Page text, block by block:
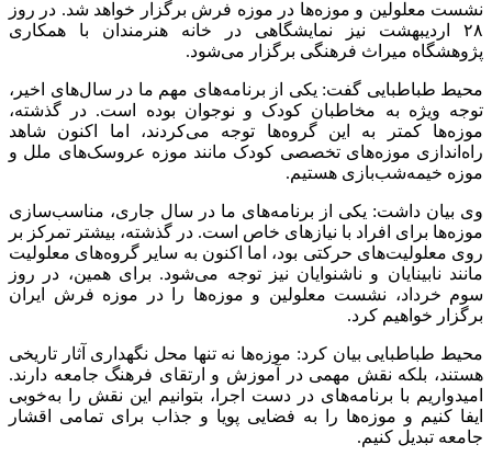
نشست معلولین و موزه‌ها در موزه فرش برگزار خواهد شد. در روز
۲۸ اردیبهشت نیز نمایشگاهی در خانه هنرمندان با همکاری
پژوهشگاه میراث فرهنگی برگزار می‌شود.
محیط طباطبایی گفت: یکی از برنامه‌های مهم ما در سال‌های اخیر،
توجه ویژه به مخاطبان کودک و نوجوان بوده است. در گذشته،
موزه‌ها کمتر به این گروه‌ها توجه می‌کردند، اما اکنون شاهد
راه‌اندازی موزه‌های تخصصی کودک مانند موزه عروسک‌های ملل و
موزه خیمه‌شب‌بازی هستیم.
وی بیان داشت: یکی از برنامه‌های ما در سال جاری، مناسب‌سازی
موزه‌ها برای افراد با نیازهای خاص است. در گذشته، بیشتر تمرکز بر
روی معلولیت‌های حرکتی بود، اما اکنون به سایر گروه‌های معلولیت
مانند نابینایان و ناشنوایان نیز توجه می‌شود. برای همین، در روز
سوم خرداد، نشست معلولین و موزه‌ها را در موزه فرش ایران
برگزار خواهیم کرد.
محیط طباطبایی بیان کرد: موزه‌ها نه تنها محل نگهداری آثار تاریخی
هستند، بلکه نقش مهمی در آموزش و ارتقای فرهنگ جامعه دارند.
امیدواریم با برنامه‌های در دست اجرا، بتوانیم این نقش را به‌خوبی
ایفا کنیم و موزه‌ها را به فضایی پویا و جذاب برای تمامی اقشار
جامعه تبدیل کنیم.